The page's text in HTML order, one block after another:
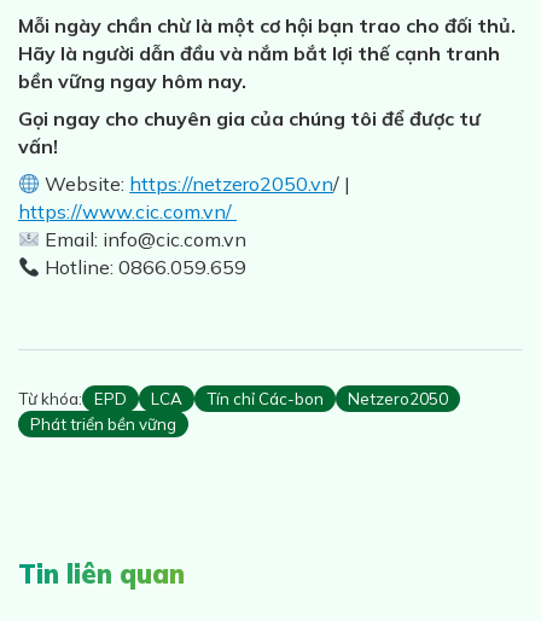
Mỗi ngày chần chừ là một cơ hội bạn trao cho đối thủ.
Hãy là người dẫn đầu và nắm bắt lợi thế cạnh tranh
bền vững ngay hôm nay.
Gọi ngay cho chuyên gia của chúng tôi để được tư
vấn!
Website: https://netzero2050.vn/ |
https://www.cic.com.vn/
Email: info@cic.com.vn
Hotline: 0866.059.659
Từ khóa: EPD LCA Tín chỉ Các-bon
Netzero2050
Phát triển bền vững
Tin liên quan